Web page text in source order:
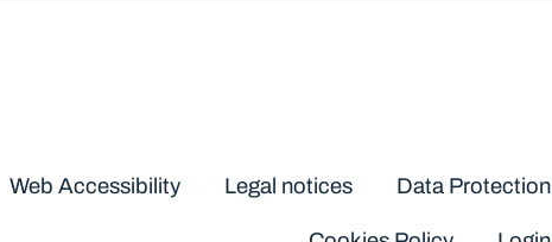
Web Accessibility Legal notices Data Protection